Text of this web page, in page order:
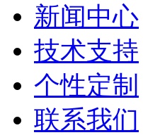
新闻中心
技术支持
个性定制
联系我们